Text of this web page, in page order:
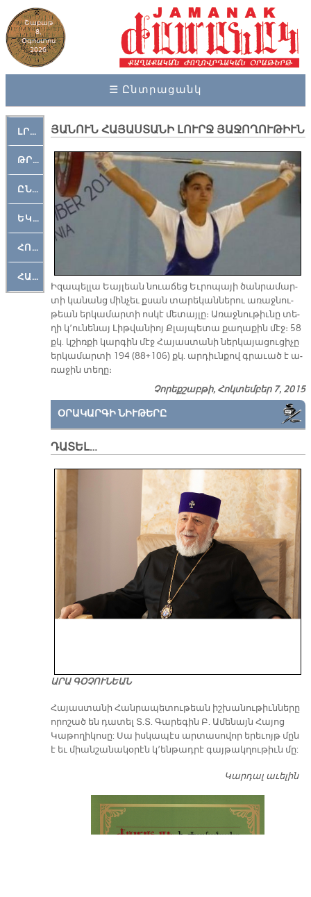
Շաբաթ
8,
Օգոստոս
2026
☰ Ընտրացանկ
ԼՐԱՀՈՍ
ԹՐՔԱՀԱՅ ԿԵԱՆՔ
ԸՆԿԵՐԱՄՇԱԿՈՒԹԱՅԻՆ
ԵԿԵՂԵՑԱԿԱՆ
ՀՈԳԵՄՏԱՒՈՐ
ՀԱՐԹԱԿ
ՅԱՆՈՒՆ ՀԱՅԱՍՏԱՆԻ ԼՈՒՐՋ ՅԱՋՈՂՈՒԹԻՒՆ
Ի­զա­պել­լա Եայ­լեան նուա­ճեց Եւ­րո­պա­յի ծան­րա­մար­
տի կա­նանց մին­չեւ քսան տա­րե­կան­նե­րու ա­ռաջ­նու­
թեան եր­կա­մար­տի ոս­կէ մե­տայ­լը։ Ա­ռաջ­նու­թիւ­նը տե­
ղի կ՚ու­նե­նայ Լիթ­վա­նիոյ Քլայ­պե­տա քա­ղա­քին մէջ։ 58
քկ. կշիռ­քի կար­գին մէջ Հա­յաս­տա­նի ներ­կա­յա­ցու­ցի­չը
եր­կա­մար­տի 194 (88+106) քկ. ար­դիւն­քով գրա­ւած է ա­
ռա­ջին տե­ղը։
Չորեքշաբթի, Հոկտեմբեր 7, 2015
ՕՐԱԿԱՐԳԻ ՆԻՒԹԵՐԸ
ԴԱՏԵԼ…
ԱՐԱ ԳՕՉՈՒՆԵԱՆ
​Հայաստանի Հանրապետութեան իշխանութիւնները
որոշած են դատել Տ.Տ. Գարեգին Բ. Ամենայն Հայոց
Կաթողիկոսը: Սա իսկապէս արտասովոր երեւոյթ մըն
է եւ միանշանակօրէն կ՚ենթադրէ գայթակղութիւն մը:
Կարդալ աւելին